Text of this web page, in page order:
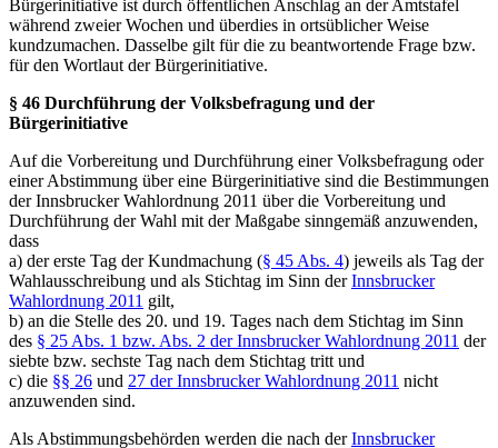
Bürgerinitiative ist durch öffentlichen Anschlag an der Amtstafel
während zweier Wochen und überdies in ortsüblicher Weise
kundzumachen. Dasselbe gilt für die zu beantwortende Frage bzw.
für den Wortlaut der Bürgerinitiative.
§ 46 Durchführung der Volksbefragung und der
Bürgerinitiative
Auf die Vorbereitung und Durchführung einer Volksbefragung oder
einer Abstimmung über eine Bürgerinitiative sind die Bestimmungen
der Innsbrucker Wahlordnung 2011 über die Vorbereitung und
Durchführung der Wahl mit der Maßgabe sinngemäß anzuwenden,
dass
a) der erste Tag der Kundmachung (§ 45 Abs. 4) jeweils als Tag der
Wahlausschreibung und als Stichtag im Sinn derInnsbrucker
Wahlordnung 2011 gilt,
b) an die Stelle des 20. und 19. Tages nach dem Stichtag im Sinn
des § 25 Abs. 1 bzw. Abs. 2 der Innsbrucker Wahlordnung 2011 der
siebte bzw. sechste Tag nach dem Stichtag tritt und
c) die §§ 26 und 27 der Innsbrucker Wahlordnung 2011 nicht
anzuwenden sind.
Als Abstimmungsbehörden werden die nach derInnsbrucker